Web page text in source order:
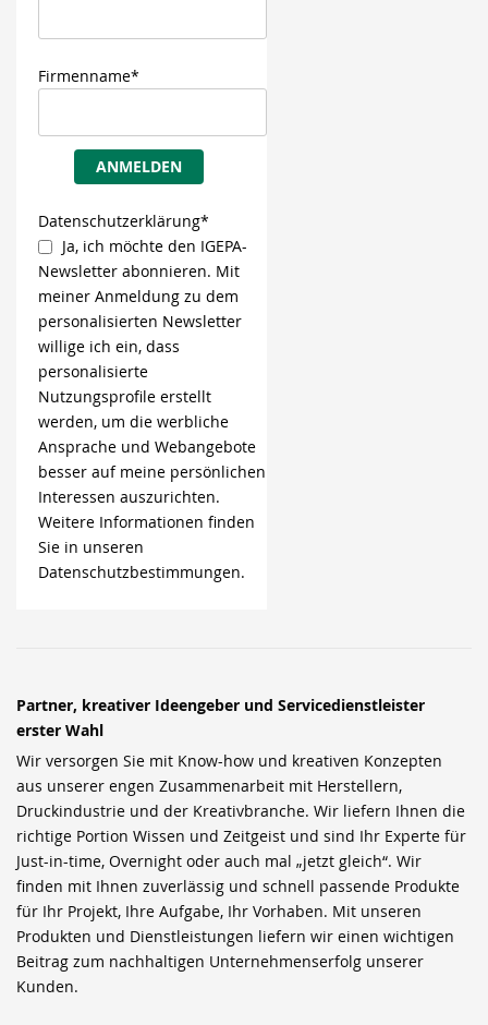
Firmenname*
ANMELDEN
Datenschutzerklärung*
Ja, ich möchte den IGEPA-
Newsletter abonnieren. Mit
meiner Anmeldung zu dem
personalisierten Newsletter
willige ich ein, dass
personalisierte
Nutzungsprofile erstellt
werden, um die werbliche
Ansprache und Webangebote
besser auf meine persönlichen
Interessen auszurichten.
Weitere Informationen finden
Sie in unseren
Datenschutzbestimmungen.
Partner, kreativer Ideengeber und Servicedienstleister
erster Wahl
Wir versorgen Sie mit Know-how und kreativen Konzepten
aus unserer engen Zusammenarbeit mit Herstellern,
Druckindustrie und der Kreativbranche. Wir liefern Ihnen die
richtige Portion Wissen und Zeitgeist und sind Ihr Experte für
Just-in-time, Overnight oder auch mal „jetzt gleich“. Wir
finden mit Ihnen zuverlässig und schnell passende Produkte
für Ihr Projekt, Ihre Aufgabe, Ihr Vorhaben. Mit unseren
Produkten und Dienstleistungen liefern wir einen wichtigen
Beitrag zum nachhaltigen Unternehmenserfolg unserer
Kunden.